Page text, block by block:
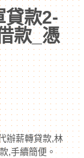
貸款2-
款_憑
辦薪轉貸款,林
,手續簡便。